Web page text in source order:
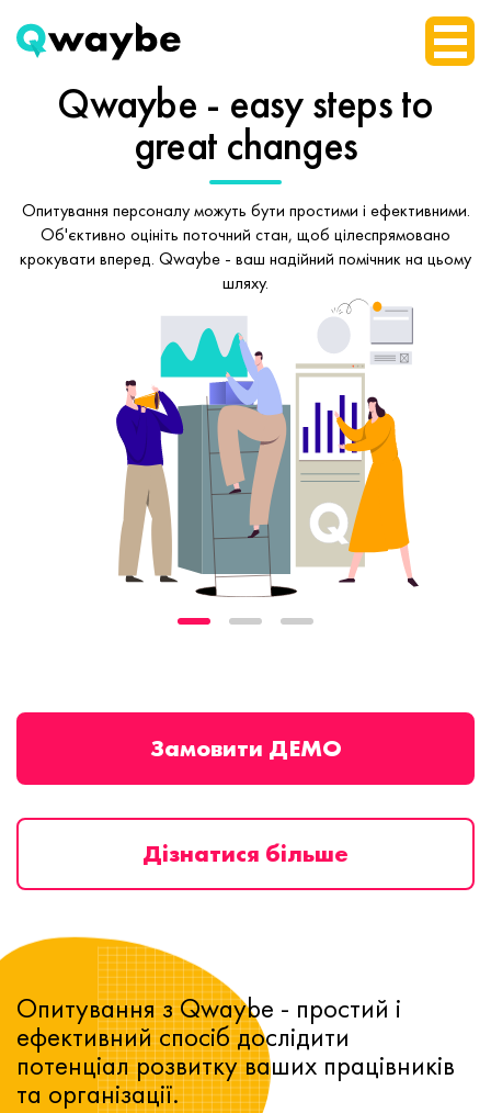
Qwaybe - easy stepsto
great changes
Опитування персоналу можуть бути простими і ефективними.
Об'єктивно оцініть поточний стан, щоб цілеспрямовано
крокувати вперед. Qwaybe - ваш надійний помічник на цьому
шляху.
Замовити ДЕМО
Дізнатися більше
Опитування з Qwaybe - простий і
ефективний спосіб дослідити
потенціал розвитку ваших працівників
та організації.